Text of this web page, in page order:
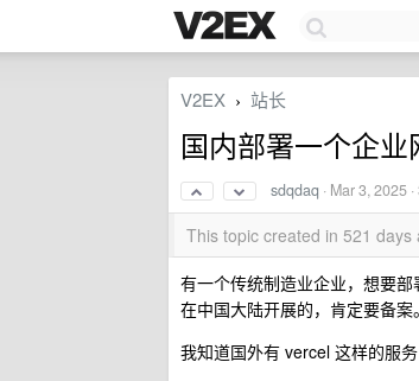
V2EX › 站长
国内部署一个企
sdqdaq · Mar 3, 2025
This topic created in 521
有一个传统制造业企业，想要
在中国大陆开展的，肯定要备案。
我知道国外有 vercel 这样的服